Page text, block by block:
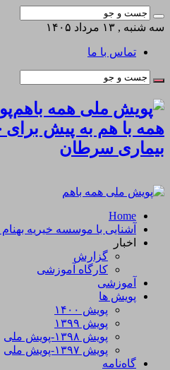
سه شنبه , ۱۳ مرداد ۱۴۰۵
تماس با ما
همه با هم به پیش
بیماری سرطان
Home
آشنایی با موسسه خیریه
اخبار
گزارش
کارگاه آموزشی
آموزشی
پویش ها
پویش ۱۴۰۰
پویش ۱۳۹۹
پویش ۱۳۹۸-پویش ملی
پویش ۱۳۹۷-پویش ملی
گاه‌نامه